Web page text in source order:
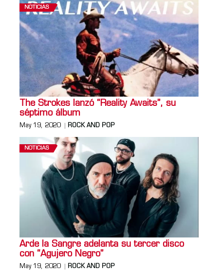
NOTICIAS
The Strokes lanzó “Reality Awaits”, su
séptimo álbum
May 19, 2020 ROCK AND POP
NOTICIAS
Arde la Sangre adelanta su tercer disco
con “Agujero Negro”
May 19, 2020 ROCK AND POP